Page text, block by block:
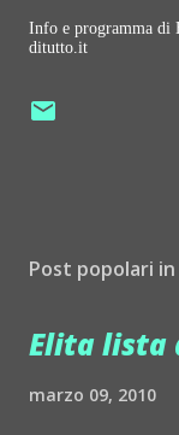
Info e programma di
ditutto.it
Post popolari
Elita lista
marzo 09, 2010